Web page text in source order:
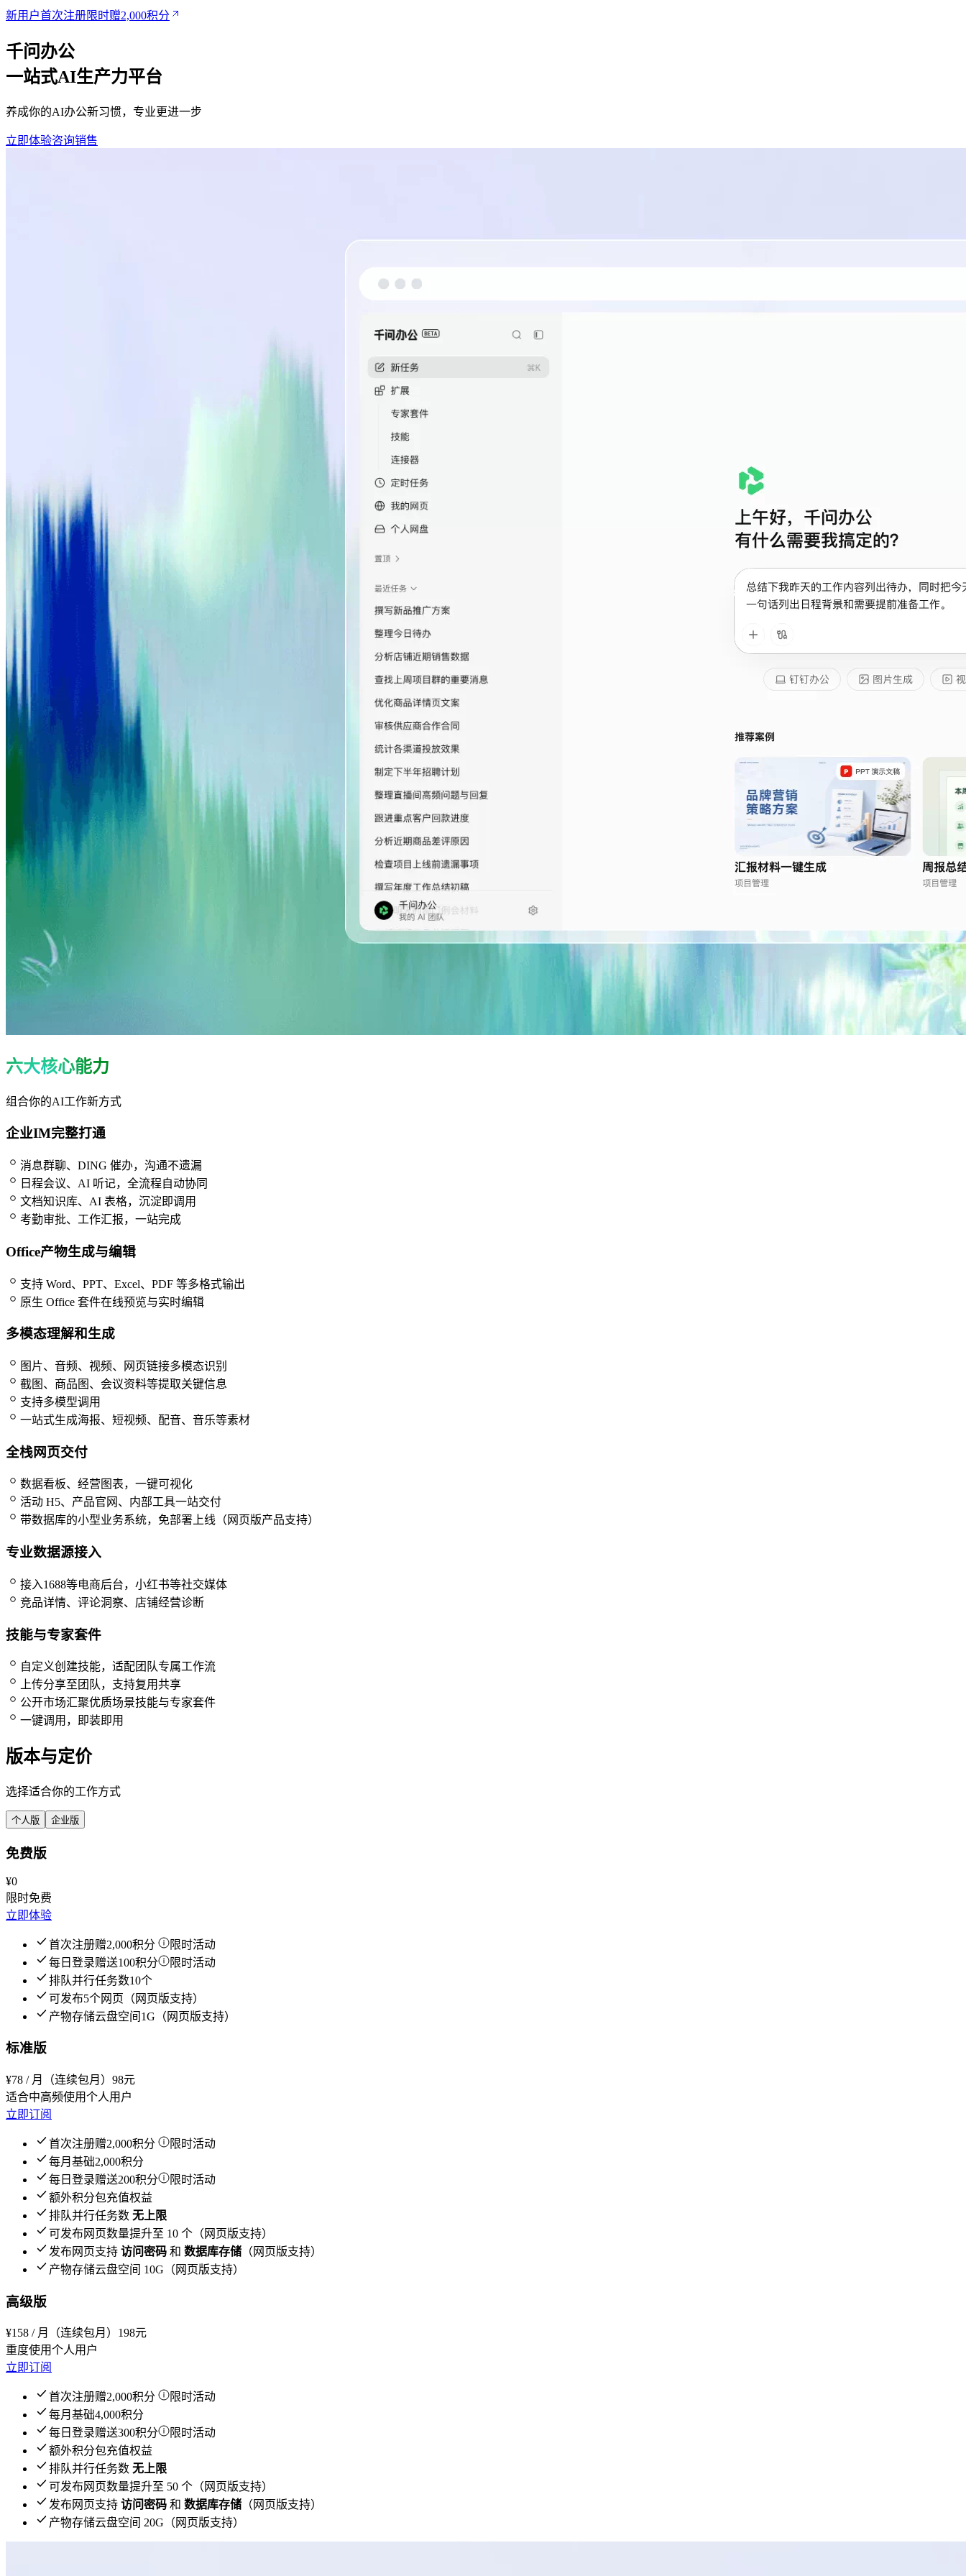
新用户首次注册限时赠2,000积分
千问办公
一站式AI生产力平台
养成你的AI办公新习惯，专业更进一步
立即体验咨询销售
六大核心能力
组合你的AI工作新方式
企业IM完整打通
消息群聊、DING 催办，沟通不遗漏
日程会议、AI 听记，全流程自动协同
文档知识库、AI 表格，沉淀即调用
考勤审批、工作汇报，一站完成
Office产物生成与编辑
支持 Word、PPT、Excel、PDF 等多格式输出
原生 Office 套件在线预览与实时编辑
多模态理解和生成
图片、音频、视频、网页链接多模态识别
截图、商品图、会议资料等提取关键信息
支持多模型调用
一站式生成海报、短视频、配音、音乐等素材
全栈网页交付
数据看板、经营图表，一键可视化
活动 H5、产品官网、内部工具一站交付
带数据库的小型业务系统，免部署上线（网页版产品支持）
专业数据源接入
接入1688等电商后台，小红书等社交媒体
竞品详情、评论洞察、店铺经营诊断
技能与专家套件
自定义创建技能，适配团队专属工作流
上传分享至团队，支持复用共享
公开市场汇聚优质场景技能与专家套件
一键调用，即装即用
版本与定价
选择适合你的工作方式
个人版 企业版
免费版
¥0
限时免费
立即体验
首次注册赠2,000积分
限时活动
每日登录赠送100积分
限时活动
排队并行任务数10个
可发布5个网页（网页版支持）
产物存储云盘空间1G（网页版支持）
标准版
¥78 / 月（连续包月） 98元
适合中高频使用个人用户
立即订阅
首次注册赠2,000积分
限时活动
每月基础2,000积分
每日登录赠送200积分
限时活动
额外积分包充值权益
排队并行任务数 无上限
可发布网页数量提升至 10 个（网页版支持）
发布网页支持 访问密码 和 数据库存储 （网页版支持）
产物存储云盘空间 10G（网页版支持）
高级版
¥158 / 月（连续包月） 198元
重度使用个人用户
立即订阅
首次注册赠2,000积分
限时活动
每月基础4,000积分
每日登录赠送300积分
限时活动
额外积分包充值权益
排队并行任务数 无上限
可发布网页数量提升至 50 个（网页版支持）
发布网页支持 访问密码 和 数据库存储 （网页版支持）
产物存储云盘空间 20G（网页版支持）